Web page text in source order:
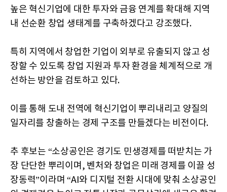
높은 혁신기업에 대한 투자와 금융 연계를 확대해 지역
내 선순환 창업 생태계를 구축하겠다고 강조했다.
특히 지역에서 창업한 기업이 외부로 유출되지 않고 성
장할 수 있도록 창업 지원과 투자 환경을 체계적으로 개
선하는 방안을 검토하고 있다.
이를 통해 도내 전역에 혁신기업이 뿌리내리고 양질의
일자리를 창출하는 경제 구조를 만들겠다는 비전이다.
추 후보는 “소상공인은 경기도 민생경제를 떠받치는 가
장 단단한 뿌리이며, 벤처와 창업은 미래 경제를 이끌 성
장동력”이라며 “AI와 디지털 전환 시대에 맞춰 소상공인